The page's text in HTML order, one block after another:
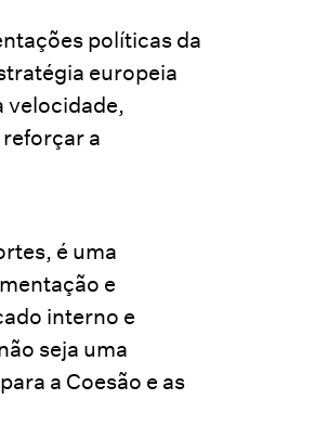
políticas da
europeia
velocidade,
a
é uma
e
interno e
seja uma
a Coesão e as